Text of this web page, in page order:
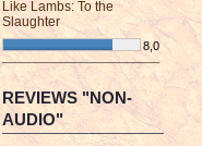
Like Lambs: To the
Slaughter
8,0
¯¯¯¯¯¯¯¯¯¯¯¯¯¯¯¯¯¯¯¯¯¯¯¯
REVIEWS "NON-
AUDIO"